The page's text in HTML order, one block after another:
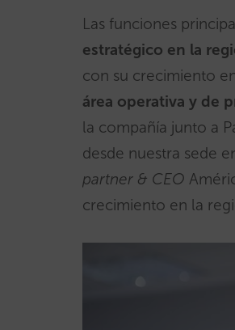
Las funciones
estratégico en la
con su crecimiento
área operativa y de
la compañía junto a
desde nuestra sede
partner & CEO
crecimiento en la